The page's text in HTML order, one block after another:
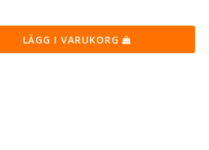
LÄGG I VARUKORG